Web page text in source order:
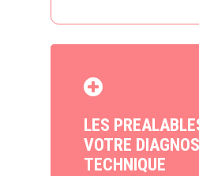
LES
VOTRE
TECHNIQUE